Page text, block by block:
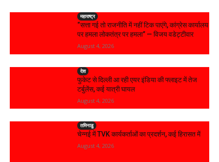
महाराष्ट्र
“सत्ता गई तो राजनीति में नहीं टिक पाएंगे, कांग्रेस कार्यालय
पर हमला लोकतंत्र पर हमला” — विजय वडेट्टीवार
August 4, 2026
देश
फुकेट से दिल्ली आ रही एयर इंडिया की फ्लाइट में तेज
टर्बुलेंस, कई यात्री घायल
August 4, 2026
तमिनाडु
चेन्नई में TVK कार्यकर्ताओं का प्रदर्शन, कई हिरासत में
August 4, 2026